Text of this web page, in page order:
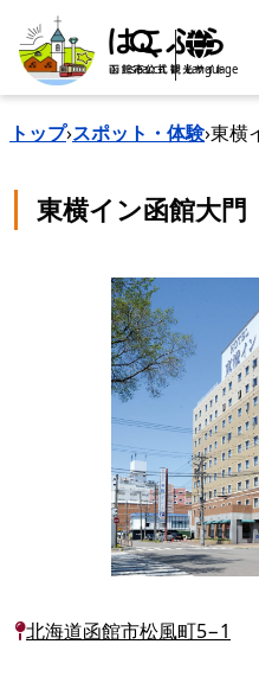
search Language
トップ›スポット・体験›東横
東横イン函館大門
北海道函館市松風町5−1